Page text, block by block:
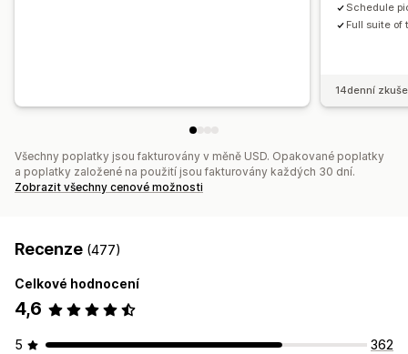
Schedule
Full suite of
14denní
Všechny poplatky jsou fakturovány v měně USD. Opakované poplatky
a poplatky založené na použití jsou fakturovány každých 30 dní.
Zobrazit všechny cenové možnosti
Recenze (477)
Celkové hodnocení
4,6
5
362